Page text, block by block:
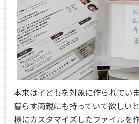
本来は子どもを対象に作られてい
暮らす両親にも持っていて欲しい
様にカスタマイズしたファイルを